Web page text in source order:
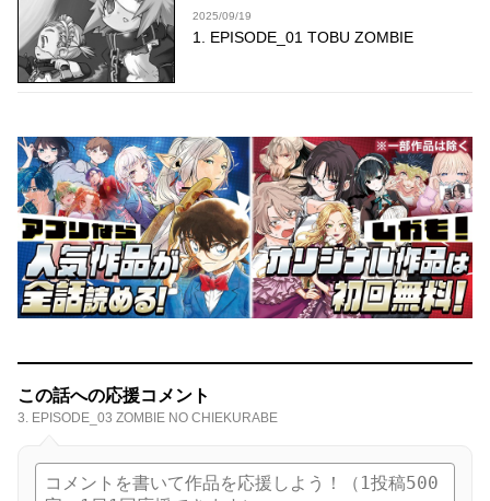
2025/09/19
1. EPISODE_01 TOBU ZOMBIE
この話への応援コメント
3. EPISODE_03 ZOMBIE NO CHIEKURABE